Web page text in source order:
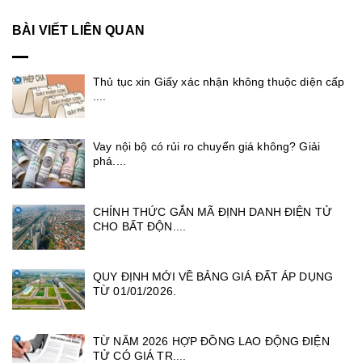
BÀI VIẾT LIÊN QUAN
Thủ tục xin Giấy xác nhận không thuộc diện cấp
....
Vay nội bộ có rủi ro chuyển giá không? Giải
phá....
CHÍNH THỨC GẮN MÃ ĐỊNH DANH ĐIỆN TỬ
CHO BẤT ĐỘN....
QUY ĐỊNH MỚI VỀ BẢNG GIÁ ĐẤT ÁP DỤNG
TỪ 01/01/2026.
TỪ NĂM 2026 HỢP ĐỒNG LAO ĐỘNG ĐIỆN
TỬ CÓ GIÁ TR....